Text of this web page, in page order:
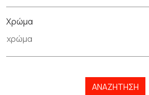
Χρώμα
ΑΝΑΖΉΤΗΣΗ